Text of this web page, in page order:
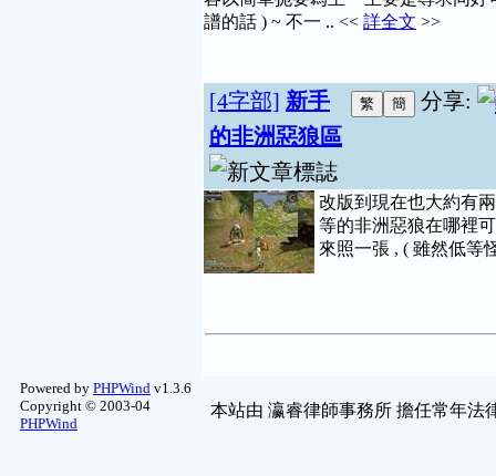
譜的話 ) ~ 不一 .. << 詳全文 >>
分享:
[4字部] 新手
的非洲惡狼區
改版到現在也大約有
等的非洲惡狼在哪裡
來照一張 , ( 雖然低等
Powered by PHPWind v1.3.6
Copyright © 2003-04
PHPWind
本站由 瀛睿律師事務所 擔任常年法